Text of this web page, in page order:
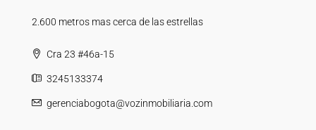
2.600 metros mas cerca de las estrellas
Cra 23 #46a-15
3245133374
gerenciabogota@vozinmobiliaria.com